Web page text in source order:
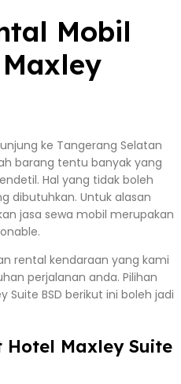
Mobil
ke Tangerang Selatan
barang tentu banyak yang
Hal yang tidak boleh
dibutuhkan. Untuk alasan
jasa sewa mobil merupakan
rental kendaraan yang kami
perjalanan anda. Pilihan
Suite BSD berikut ini boleh jadi
Maxley Suite